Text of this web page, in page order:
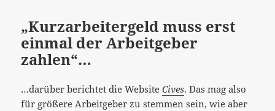
„Kurzarbeitergeld muss erst
einmal der Arbeitgeber
zahlen“…
…darüber berichtet die WebsiteCives. Das mag also
für größere Arbeitgeber zu stemmen sein, wie aber